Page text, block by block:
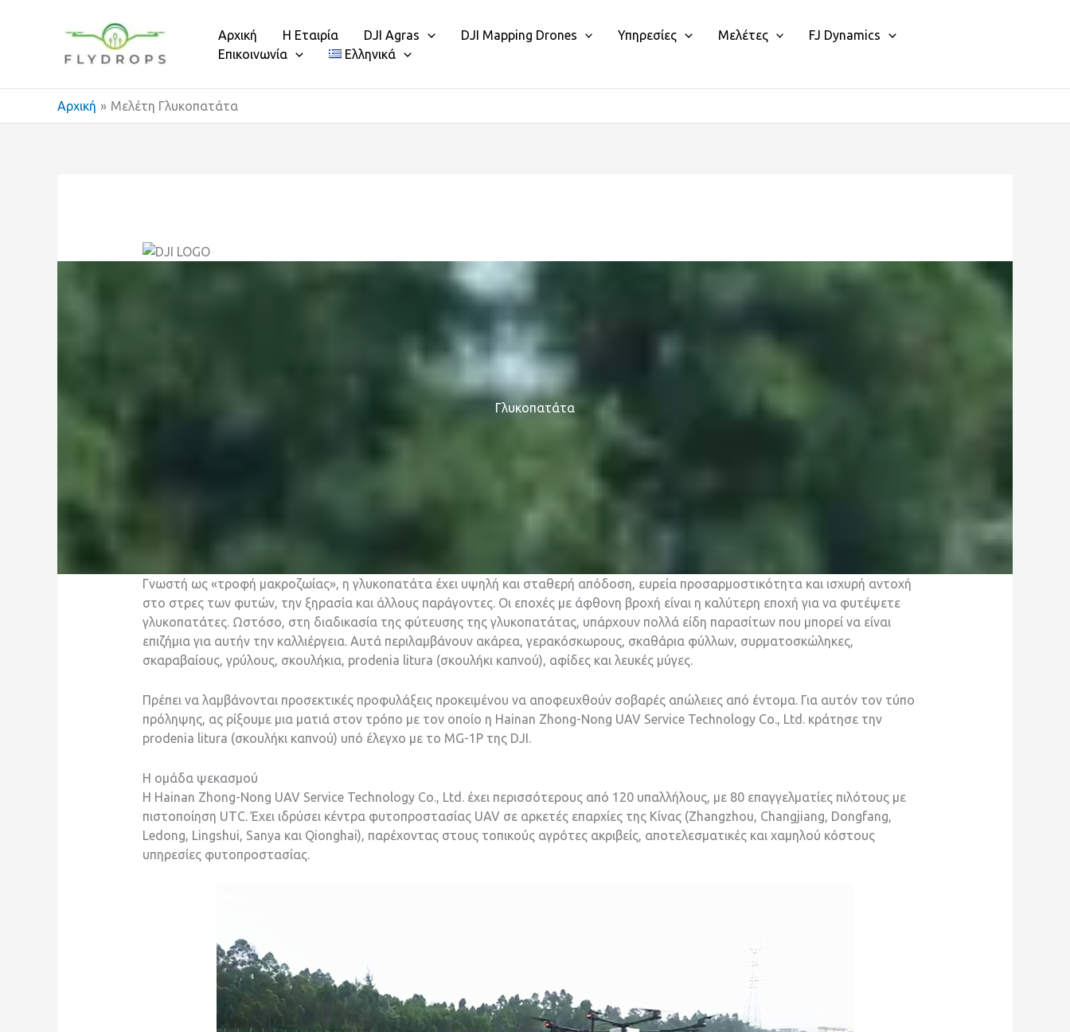
Αρχική Η Εταιρία DJI Agras DJI Mapping Drones Υπηρεσίες Μελέτες
FJ Dynamics
Επικοινωνία
Ελληνικά
Αρχική Μελέτη Γλυκοπατάτα
Γλυκοπατάτα
Γνωστή ως «τροφή μακροζωίας», η γλυκοπατάτα έχει υψηλή και σταθερή απόδοση, ευρεία προσαρμοστικότητα και ισχυρή αντοχή
στο στρες των φυτών, την ξηρασία και άλλους παράγοντες. Οι εποχές με άφθονη βροχή είναι η καλύτερη εποχή για να φυτέψετε
γλυκοπατάτες. Ωστόσο, στη διαδικασία της φύτευσης της γλυκοπατάτας, υπάρχουν πολλά είδη παρασίτων που μπορεί να είναι
επιζήμια για αυτήν την καλλιέργεια. Αυτά περιλαμβάνουν ακάρεα, γερακόσκωρους, σκαθάρια φύλλων, συρματοσκώληκες,
σκαραβαίους, γρύλους, σκουλήκια, prodenia litura (σκουλήκι καπνού), αφίδες και λευκές μύγες.
Πρέπει να λαμβάνονται προσεκτικές προφυλάξεις προκειμένου να αποφευχθούν σοβαρές απώλειες από έντομα. Για αυτόν τον τύπο
πρόληψης, ας ρίξουμε μια ματιά στον τρόπο με τον οποίο η Hainan Zhong-Nong UAV Service Technology Co., Ltd. κράτησε την
prodenia litura (σκουλήκι καπνού) υπό έλεγχο με το MG-1P της DJI.
Η ομάδα ψεκασμού
Η Hainan Zhong-Nong UAV Service Technology Co., Ltd. έχει περισσότερους από 120 υπαλλήλους, με 80 επαγγελματίες πιλότους με
πιστοποίηση UTC. Έχει ιδρύσει κέντρα φυτοπροστασίας UAV σε αρκετές επαρχίες της Κίνας (Zhangzhou, Changjiang, Dongfang,
Ledong, Lingshui, Sanya και Qionghai), παρέχοντας στους τοπικούς αγρότες ακριβείς, αποτελεσματικές και χαμηλού κόστους
υπηρεσίες φυτοπροστασίας.